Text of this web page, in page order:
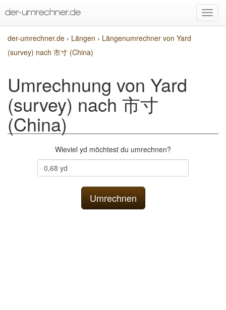
der-umrechner.de › Längen › Längenumrechner von Yard
(survey) nach 市寸 (China)
Umrechnung von Yard
(survey) nach 市寸
(China)
Wieviel yd möchtest du umrechnen?